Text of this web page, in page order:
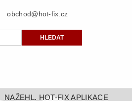
obchod@hot-fix.cz
NAŽEHL. HOT-FIX APLIKACE